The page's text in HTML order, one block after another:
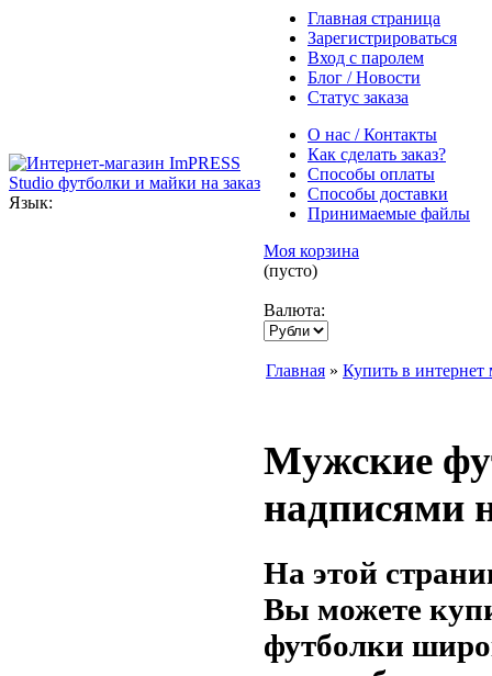
Язык:
Главная страница
Зарегистрироваться
Вход с паролем
Блог / Новости
Статус заказа
О нас / Контакты
Как сделать заказ?
Способы оплаты
Способы доставки
Принимаемые файлы
Моя корзина
(пусто)
Валюта:
Главная » Купить в интернет
Мужские
надписями
На этой
Вы можете
футболки